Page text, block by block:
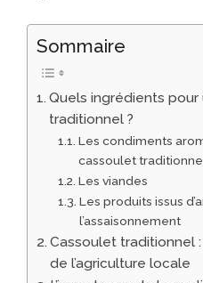
Sommaire
Quels ingrédients
traditionnel ?
Les condiments
cassoulet
Les viandes
Les produits issus
l’assaisonnement
Cassoulet traditionnel
de l’agriculture locale